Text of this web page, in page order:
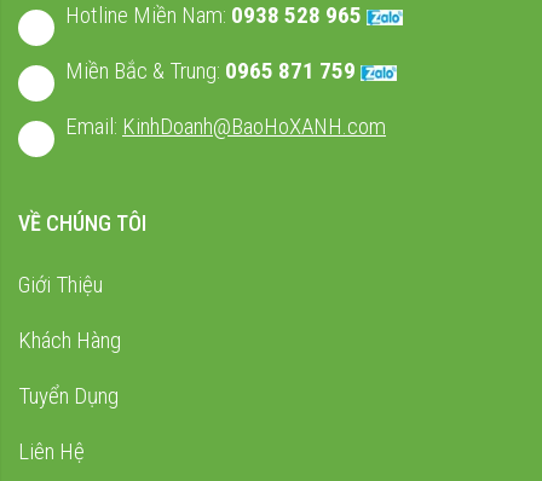
Hotline Miền Nam: 0938 528 965
Miền Bắc & Trung: 0965 871 759
Email: KinhDoanh@BaoHoXANH.com
VỀ CHÚNG TÔI
Giới Thiệu
Khách Hàng
Tuyển Dụng
Liên Hệ